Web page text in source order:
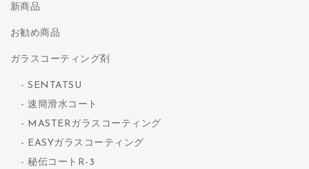
新商品
お勧め商品
ガラスコーティング剤
SENTATSU
速簡滑水コート
MASTERガラスコーティング
EASYガラスコーティング
秘伝コートR-3